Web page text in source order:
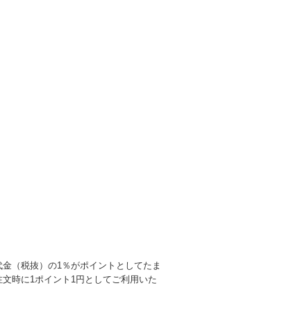
（税抜）の1％がポイントとしてたま
時に1ポイント1円としてご利用いた